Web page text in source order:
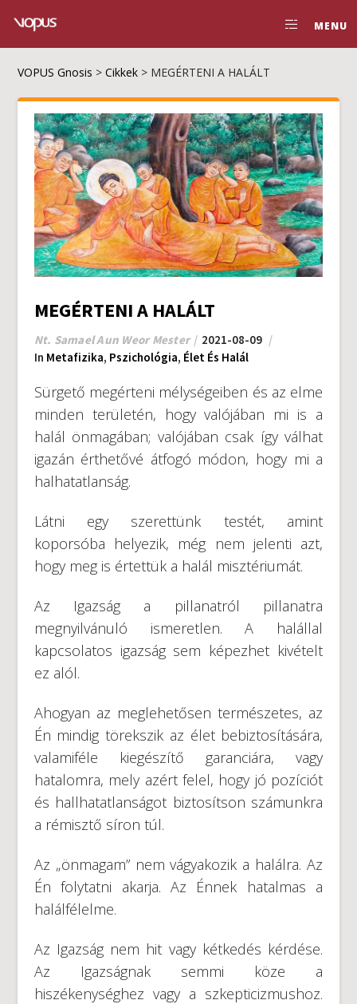
MENU
VOPUS Gnosis >Cikkek > MEGÉRTENI A HALÁLT
MEGÉRTENI A HALÁLT
Nt. Samael Aun Weor Mester
2021-08-09
In Metafizika, Pszichológia, Élet És Halál
Sürgető megérteni mélységeiben és az elme
minden területén, hogy valójában mi is a
halál önmagában; valójában csak így válhat
igazán érthetővé átfogó módon, hogy mi a
halhatatlanság.
Látni egy szerettünk testét, amint
koporsóba helyezik, még nem jelenti azt,
hogy meg is értettük a halál misztériumát.
Az Igazság a pillanatról pillanatra
megnyilvánuló ismeretlen. A halállal
kapcsolatos igazság sem képezhet kivételt
ez alól.
Ahogyan az meglehetősen természetes, az
Én mindig törekszik az élet bebiztosítására,
valamiféle kiegészítő garanciára, vagy
hatalomra, mely azért felel, hogy jó pozíciót
és hallhatatlanságot biztosítson számunkra
a rémisztő síron túl.
Az „önmagam” nem vágyakozik a halálra. Az
Én folytatni akarja. Az Énnek hatalmas a
halálfélelme.
Az Igazság nem hit vagy kétkedés kérdése.
Az Igazságnak semmi köze a
hiszékenységhez vagy a szkepticizmushoz.